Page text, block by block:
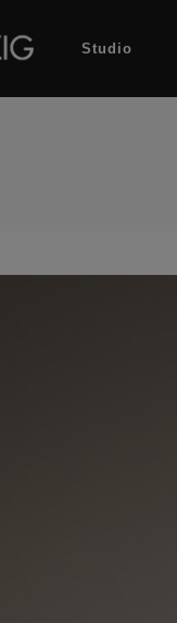
Studio